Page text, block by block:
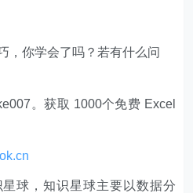
，你学会了吗？若有什么问
。获取 1000个免费 Excel
星球，知识星球主要以数据分